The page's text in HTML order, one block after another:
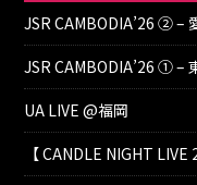
JSR CAMBODIA’26 ② –
JSR CAMBODIA’26 ① –
UA LIVE @福岡
【 CANDLE NIGHT